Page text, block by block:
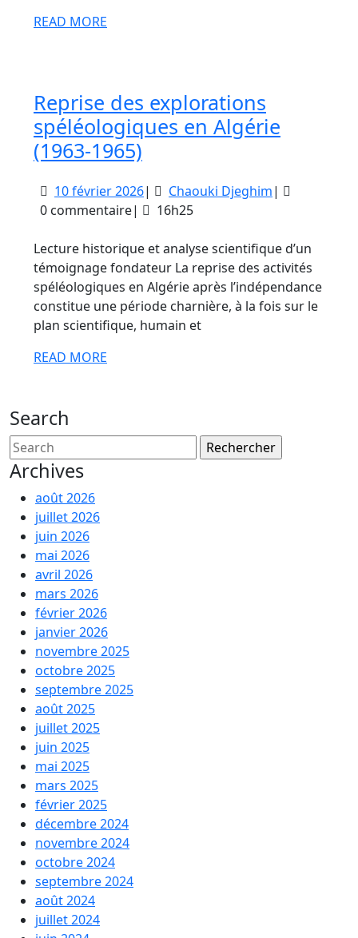
READ MORE
Reprise des explorations
spéléologiques en Algérie
(1963-1965)
explorations
spéléologiques
en
Algérie
(1963-
1965)
10 février 202610
février
| Chaouki DjeghimChaouki
|
0 commentaire| 16h25
Lecture historique et analyse scientifique d’un
témoignage fondateur La reprise des activités
spéléologiques en Algérie après l’indépendance
constitue une période charnière, à la fois sur le
plan scientifique, humain et
READ MORE
Search
Search
for:
Archives
août 2026
juillet 2026
juin 2026
mai 2026
avril 2026
mars 2026
février 2026
janvier 2026
novembre 2025
octobre 2025
septembre 2025
août 2025
juillet 2025
juin 2025
mai 2025
mars 2025
février 2025
décembre 2024
novembre 2024
octobre 2024
septembre 2024
août 2024
juillet 2024